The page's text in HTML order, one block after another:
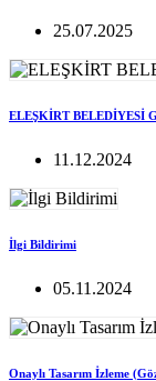
25.07.2025
ELEŞKİRT BELEDİYESİ
11.12.2024
İlgi Bildirimi
05.11.2024
Onaylı Tasarım İzleme